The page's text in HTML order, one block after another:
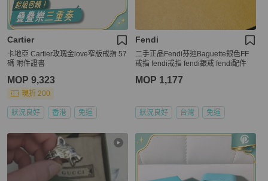
Cartier
卡地亞 Cartier玫瑰金love窄版戒指 57
碼 附件證書
MOP 9,323
現折 200
狀況良好 香港 免運
Fendi
二手正品Fendi芬迪Baguette銀色FF
戒指 fendi戒指 fendi銀戒 fendi配件
MOP 1,177
狀況良好 台灣 免運